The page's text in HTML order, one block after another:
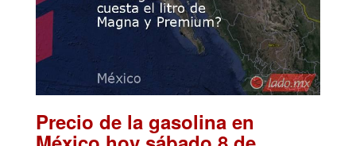
Precio de la gasolina en